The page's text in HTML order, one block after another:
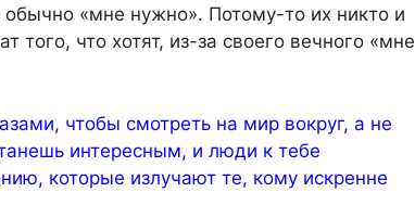
«мне нужно». Потому-то их никто и
того, что хотят, из-за своего вечного «мне
чтобы смотреть на мир вокруг, а не
интересным, и люди к тебе
которые излучают те, кому искренне